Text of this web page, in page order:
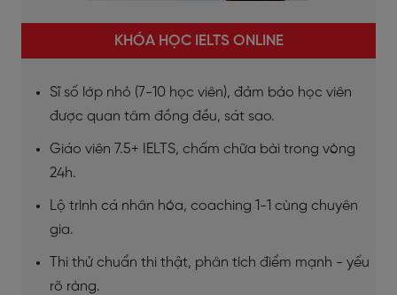
KHÓA HỌC IELTS ONLINE
Sĩ số lớp nhỏ (7-10 học viên), đảm bảo học viên
được quan tâm đồng đều, sát sao.
Giáo viên 7.5+ IELTS, chấm chữa bài trong vòng
24h.
Lộ trình cá nhân hóa, coaching 1-1 cùng chuyên
gia.
Thi thử chuẩn thi thật, phân tích điểm mạnh - yếu
rõ ràng.